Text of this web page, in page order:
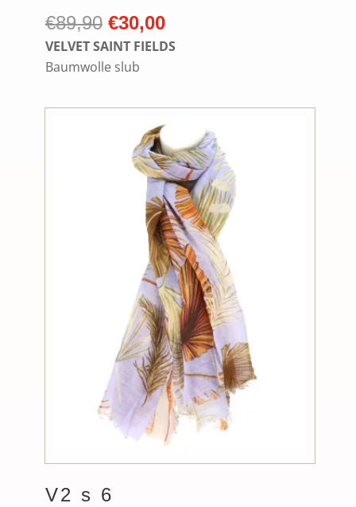
€89,90 Ursprünglicher
Preis
war:
€30,00Aktueller
Preis
VELVET SAINT FIELDS
Baumwolle slub
V2 s 6